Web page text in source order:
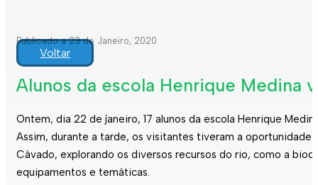
Publicado a 23 de Janeiro, 2020
Voltar
Alunos da escola Henrique Medina
Ontem, dia 22 de janeiro, 17 alunos da escola Henrique
Assim, durante a tarde, os visitantes tiveram a
Cávado, explorando os diversos recursos do rio, como a
equipamentos e temáticas.